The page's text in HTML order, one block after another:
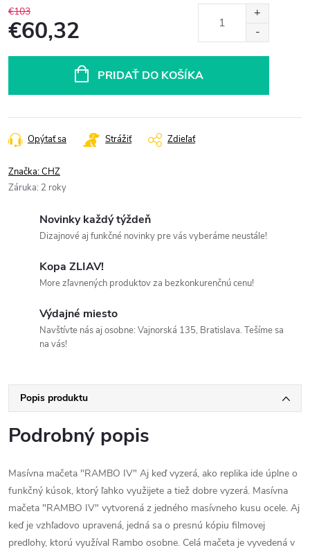
€103
€60,32
PRIDAŤ DO KOŠÍKA
Opýtať sa Strážiť Zdieľať
Značka:CHZ
Záruka: 2 roky
Novinky každý týždeň
Dizajnové aj funkčné novinky pre vás vyberáme neustále!
Kopa ZLIAV!
More zľavnených produktov za bezkonkurenčnú cenu!
Výdajné miesto
Navštívte nás aj osobne: Vajnorská 135, Bratislava. Tešíme sa
na vás!
Popis produktu
Podrobný popis
Masívna mačeta "RAMBO IV" Aj keď vyzerá, ako replika ide úplne o
funkčný kúsok, ktorý ľahko využijete a tiež dobre vyzerá. Masívna
mačeta "RAMBO IV" vytvorená z jedného masívneho kusu ocele. Aj
keď je vzhľadovo upravená, jedná sa o presnú kópiu filmovej
predlohy, ktorú využíval Rambo osobne. Celá mačeta je vyvedená v